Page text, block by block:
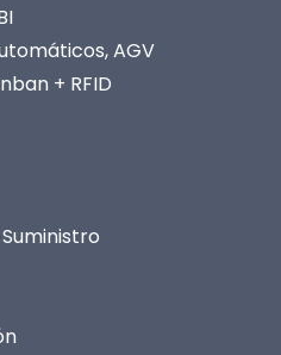
AGV
+ RFID